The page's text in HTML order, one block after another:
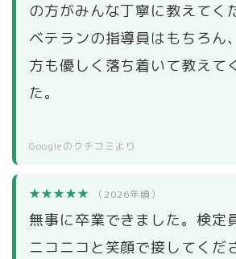
の方がみんな丁寧に教えてく
ベテランの指導員はもちろん
方も優しく落ち着いて教えて
た。
Googleのクチコミより
★★★★★ （2026年頃）
無事に卒業できました。検定
ニコニコと笑顔で接してくだ